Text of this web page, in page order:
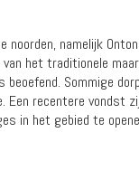
namelijk
het traditionele
Sommige
Een recentere vondst
in het gebied te